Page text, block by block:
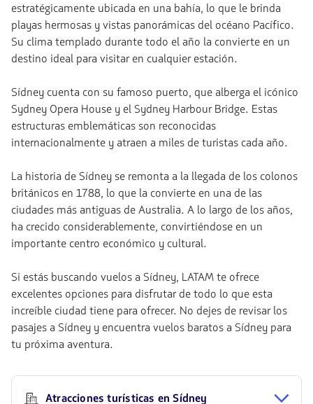
estratégicamente ubicada en una bahía, lo que le brinda
playas hermosas y vistas panorámicas del océano Pacífico.
Su clima templado durante todo el año la convierte en un
destino ideal para visitar en cualquier estación.
Sídney cuenta con su famoso puerto, que alberga el icónico
Sydney Opera House y el Sydney Harbour Bridge. Estas
estructuras emblemáticas son reconocidas
internacionalmente y atraen a miles de turistas cada año.
La historia de Sídney se remonta a la llegada de los colonos
británicos en 1788, lo que la convierte en una de las
ciudades más antiguas de Australia. A lo largo de los años,
ha crecido considerablemente, convirtiéndose en un
importante centro económico y cultural.
Si estás buscando vuelos a Sídney, LATAM te ofrece
excelentes opciones para disfrutar de todo lo que esta
increíble ciudad tiene para ofrecer. No dejes de revisar los
pasajes a Sídney y encuentra vuelos baratos a Sídney para
tu próxima aventura.
Atracciones turísticas en Sídney